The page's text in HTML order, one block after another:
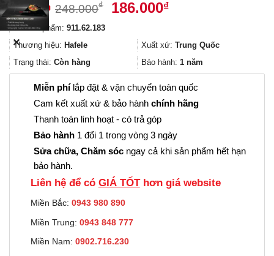
248.000₫
Giá
248.000₫.
186.000₫Giá
là:
186.000₫.
Mã sản phẩm: 911.62.183
Thương hiệu: Hafele Xuất xứ: Trung Quốc
Trạng thái: Còn hàng Bảo hành: 1 năm
Miễn phílắp đặt & vận chuyển toàn quốc
Cam kết xuất xứ & bảo hành chính hãng
Thanh toán linh hoạt - có trả góp
Bảo hành 1 đổi 1 trong vòng 3 ngày
Sửa chữa, Chăm sóc ngay cả khi sản phẩm hết hạn
bảo hành.
Liên hệ để có GIÁ TỐThơn giá website
Miền Bắc: 0943 980 890
Miền Trung: 0943 848 777
Miền Nam: 0902.716.230
✕